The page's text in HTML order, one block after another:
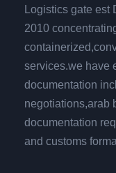
Logistics gate
2010
services.we have
documentation
negotiations,arab
documentation
and customs